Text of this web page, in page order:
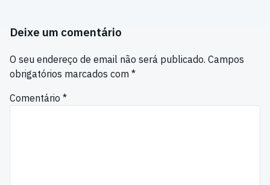
Deixe um comentário
O seu endereço de email não será publicado. Campos
obrigatórios marcados com *
Comentário *